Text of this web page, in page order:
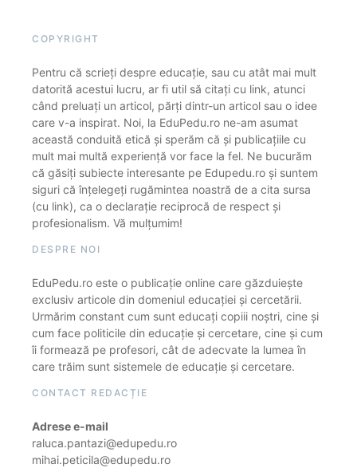
COPYRIGHT
Pentru că scrieți despre educație, sau cu atât mai mult
datorită acestui lucru, ar fi util să citați cu link, atunci
când preluați un articol, părți dintr-un articol sau o idee
care v-a inspirat. Noi, la EduPedu.ro ne-am asumat
această conduită etică și sperăm că și publicațiile cu
mult mai multă experiență vor face la fel. Ne bucurăm
că găsiți subiecte interesante pe Edupedu.ro și suntem
siguri că înțelegeți rugămintea noastră de a cita sursa
(cu link), ca o declarație reciprocă de respect și
profesionalism. Vă mulțumim!
DESPRE NOI
EduPedu.ro este o publicație online care găzduiește
exclusiv articole din domeniul educației și cercetării.
Urmărim constant cum sunt educați copiii noștri, cine și
cum face politicile din educație și cercetare, cine și cum
îi formează pe profesori, cât de adecvate la lumea în
care trăim sunt sistemele de educație și cercetare.
CONTACT REDACȚIE
Adrese e-mail
raluca.pantazi@edupedu.ro
mihai.peticila@edupedu.ro